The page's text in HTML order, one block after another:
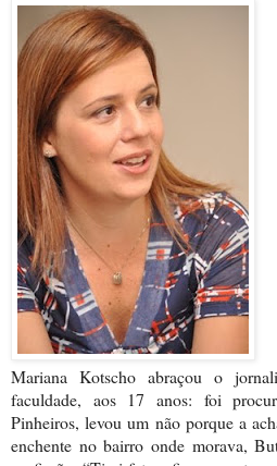
Mariana Kotscho abraçou o
faculdade, aos 17 anos: foi
Pinheiros, levou um não porque a
enchente no bairro onde morava,